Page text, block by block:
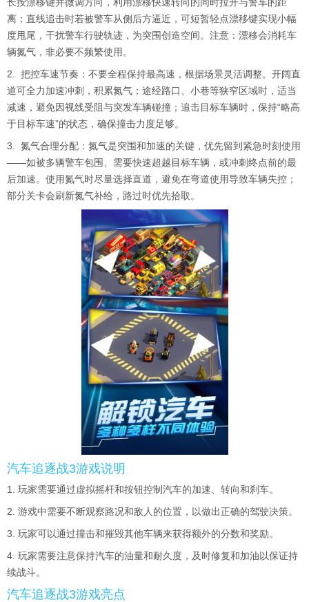
离；直线追击时若被警车从侧后方逼近，可短暂轻点漂移键实现小幅
度甩尾，干扰警车行驶轨迹，为突围创造空间。注意：漂移会消耗车
辆氮气，非必要不频繁使用。
2. 把控车速节奏：不要全程保持最高速，根据场景灵活调整。开阔直
道可全力加速冲刺，积累氮气；途经路口、小巷等狭窄区域时，适当
减速，避免因视线受阻与突发车辆碰撞；追击目标车辆时，保持“略高
于目标车速”的状态，确保撞击力度足够。
3. 氮气合理分配：氮气是突围和加速的关键，优先留到紧急时刻使用
——如被多辆警车包围、需要快速超越目标车辆，或冲刺终点前的最
后加速。使用氮气时尽量选择直道，避免在弯道使用导致车辆失控；
部分关卡会刷新氮气补给，路过时优先拾取。
汽车追逐战3游戏说明
1. 玩家需要通过虚拟摇杆和按钮控制汽车的加速、转向和刹车。
2. 游戏中需要不断观察路况和敌人的位置，以做出正确的驾驶决策。
3. 玩家可以通过撞击和摧毁其他车辆来获得额外的分数和奖励。
4. 玩家需要注意保持汽车的油量和耐久度，及时修复和加油以保证持
续战斗。
汽车追逐战3游戏亮点